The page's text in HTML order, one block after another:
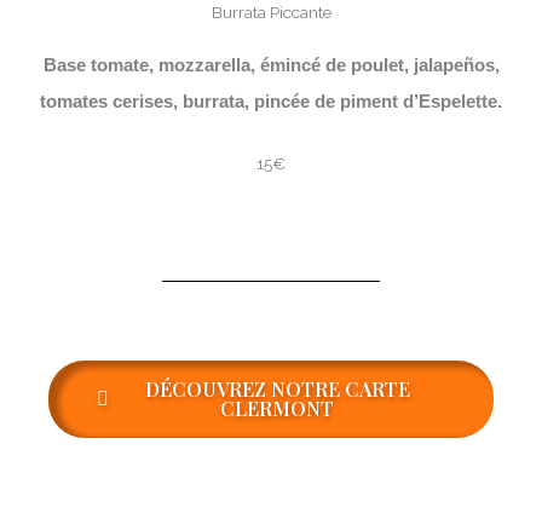
Burrata Piccante
Base tomate, mozzarella, émincé de poulet, jalapeños,
tomates cerises, burrata, pincée de piment d’Espelette.
15€
DÉCOUVREZ NOTRE CARTE
CLERMONT